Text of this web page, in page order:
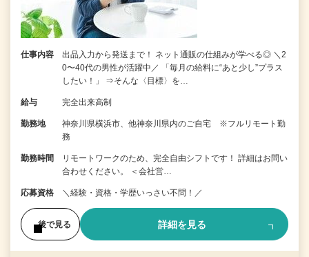
仕事内容
出品入力から発送まで！ ネット通販の仕組みが学べる◎ ＼2
0〜40代の男性が活躍中／ 「毎月の給料に“あと少し”プラス
したい！」 ⇒そんな〈目標〉を…
給与 完全出来高制
勤務地
神奈川県横浜市、他神奈川県内のご自宅 ※フルリモート勤
務
勤務時間
リモートワークのため、完全自由シフトです！ 詳細はお問い
合わせください。 ＜会社営…
応募資格 ＼経験・資格・学歴いっさい不問！／
後で見る 詳細を見る